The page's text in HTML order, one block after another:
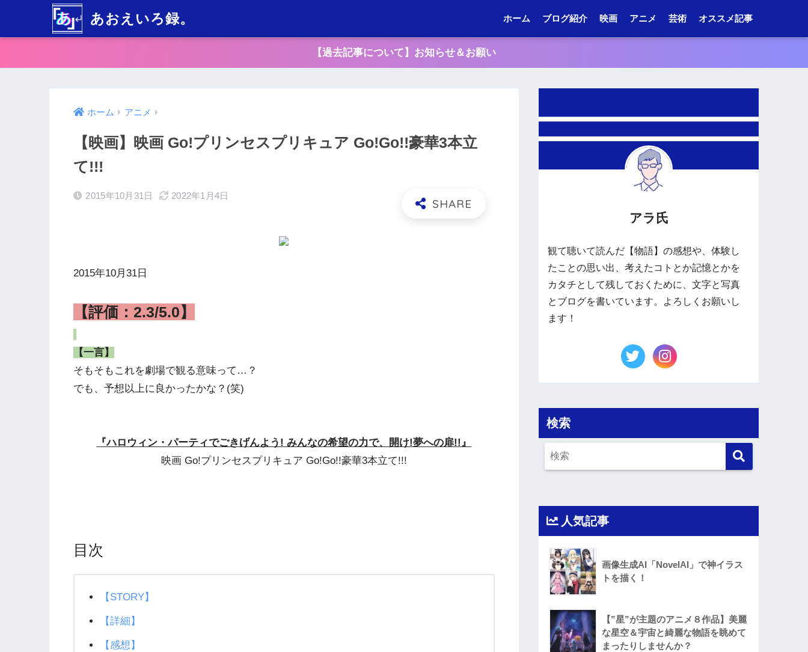
あおえいろ録。 ホーム ブログ紹介 映画 アニメ 芸術 オススメ記事
【過去記事について】お知らせ＆お願い
ホーム アニメ
【映画】映画 Go!プリンセスプリキュア Go!Go!!豪華3本立
て!!!
2015年10月31日 2022年1月4日
2015年10月31日
【評価：2.3/5.0】
【一言】
そもそもこれを劇場で観る意味って…？
でも、予想以上に良かったかな？(笑)
『ハロウィン・パーティでごきげんよう! みんなの希望の力で、開け!夢への扉!!』
映画 Go!プリンセスプリキュア Go!Go!!豪華3本立て!!!
目次
【STORY】
【詳細】
【感想】
アラ氏
観て聴いて読んだ【物語】の感想や、体験し
たことの思い出、考えたコトとか記憶とかを
カタチとして残しておくために、文字と写真
とブログを書いています。よろしくお願いし
ます！
検索
人気記事
画像生成AI「NovelAI」で神イラス
トを描く！
【”星”が主題のアニメ８作品】美麗
な星空＆宇宙と綺麗な物語を眺めて
まったりしませんか？